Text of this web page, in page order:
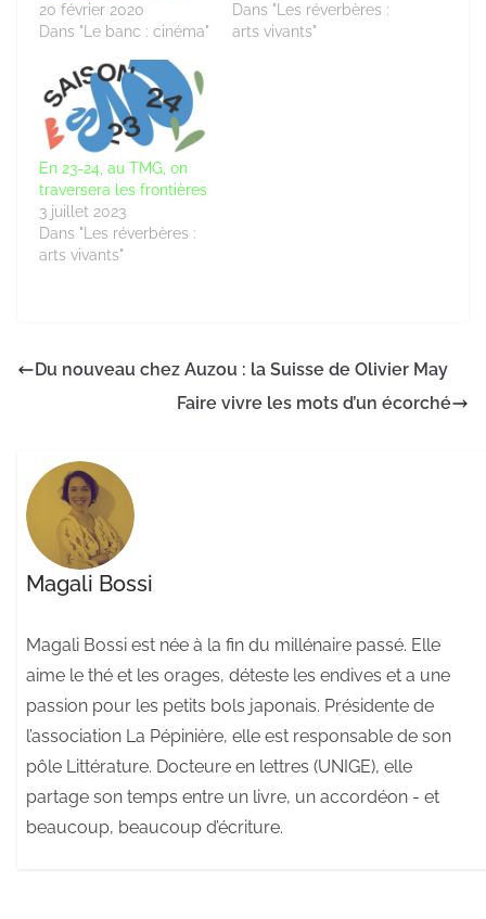
20 février 2020
Dans "Le banc : cinéma"
Dans "Les réverbères :
arts vivants"
En 23-24, au TMG, on
traversera les frontières
3 juillet 2023
Dans "Les réverbères :
arts vivants"
Du nouveau chez Auzou : la Suisse de Olivier May
Faire vivre les mots d’un écorché
Magali Bossi
Magali Bossi est née à la fin du millénaire passé. Elle
aime le thé et les orages, déteste les endives et a une
passion pour les petits bols japonais. Présidente de
l’association La Pépinière, elle est responsable de son
pôle Littérature. Docteure en lettres (UNIGE), elle
partage son temps entre un livre, un accordéon - et
beaucoup, beaucoup d’écriture.